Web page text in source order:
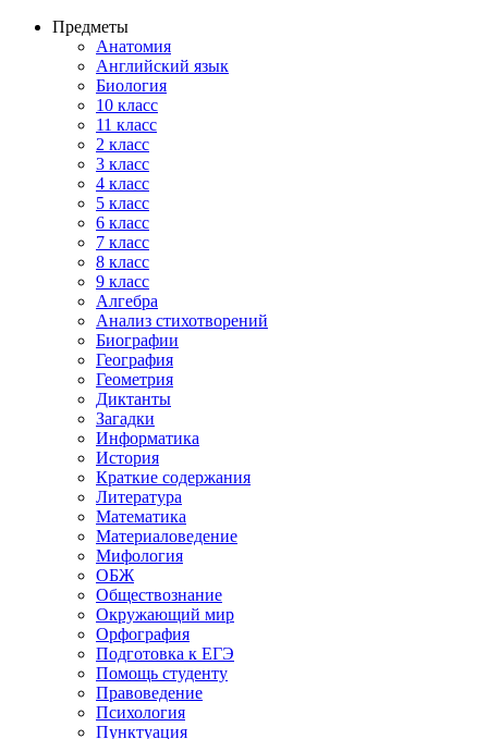
Предметы
Анатомия
Английский язык
Биология
10 класс
11 класс
2 класс
3 класс
4 класс
5 класс
6 класс
7 класс
8 класс
9 класс
Алгебра
Анализ стихотворений
Биографии
География
Геометрия
Диктанты
Загадки
Информатика
История
Краткие содержания
Литература
Математика
Материаловедение
Мифология
ОБЖ
Обществознание
Окружающий мир
Орфография
Подготовка к ЕГЭ
Помощь студенту
Правоведение
Психология
Пунктуация